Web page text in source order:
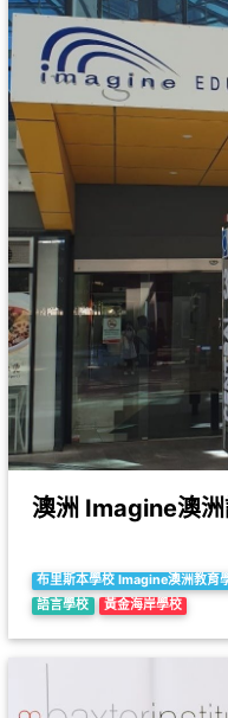
澳洲 Imagine澳
布里斯本學校 Imagine澳洲教育
語言學校
黃金海岸學校